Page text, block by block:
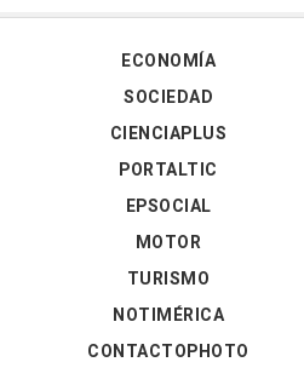
ECONOMÍA
SOCIEDAD
CIENCIAPLUS
PORTALTIC
EPSOCIAL
MOTOR
TURISMO
NOTIMÉRICA
CONTACTOPHOTO